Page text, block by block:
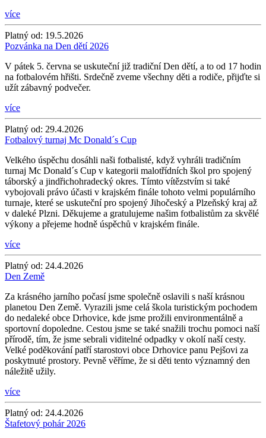
více
Platný od: 19.5.2026
Pozvánka na Den dětí 2026
V pátek 5. června se uskuteční již tradiční Den dětí, a to od 17 hodin
na fotbalovém hřišti. Srdečně zveme všechny děti a rodiče, přijďte si
užít zábavný podvečer.
více
Platný od: 29.4.2026
Fotbalový turnaj Mc Donald´s Cup
Velkého úspěchu dosáhli naši fotbalisté, když vyhráli tradičním
turnaj Mc Donald´s Cup v kategorii malotřídních škol pro spojený
táborský a jindřichohradecký okres. Tímto vítězstvím si také
vybojovali právo účasti v krajském finále tohoto velmi populárního
turnaje, které se uskuteční pro spojený Jihočeský a Plzeňský kraj až
v daleké Plzni. Děkujeme a gratulujeme našim fotbalistům za skvělé
výkony a přejeme hodně úspěchů v krajském finále.
více
Platný od: 24.4.2026
Den Země
Za krásného jarního počasí jsme společně oslavili s naší krásnou
planetou Den Země. Vyrazili jsme celá škola turistickým pochodem
do nedaleké obce Drhovice, kde jsme prožili environmentálně a
sportovní dopoledne. Cestou jsme se také snažili trochu pomoci naší
přírodě, tím, že jsme sebrali viditelné odpadky v okolí naší cesty.
Velké poděkování patří starostovi obce Drhovice panu Pejšovi za
poskytnuté prostory. Pevně věříme, že si děti tento významný den
náležitě užily.
více
Platný od: 24.4.2026
Štafetový pohár 2026